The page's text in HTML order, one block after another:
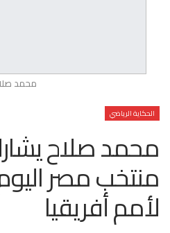
محمد
الحكاية الرياضي
محمد صلاح
منتخب مصر
لأمم أفريقيا